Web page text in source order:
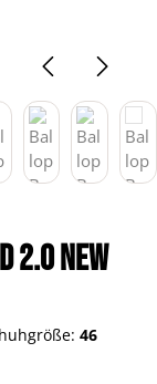
2.0 new
46